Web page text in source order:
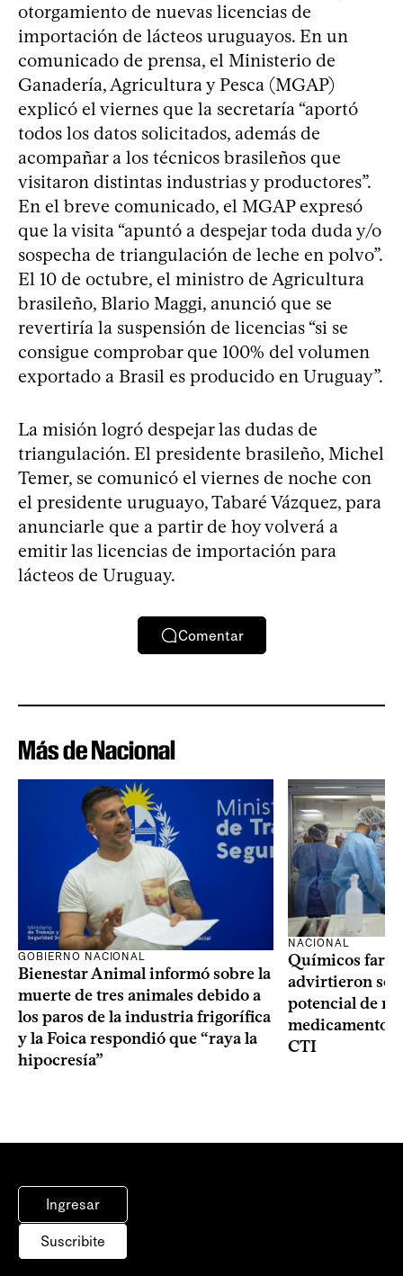
otorgamiento de nuevas licencias de
importación de lácteos uruguayos. En un
comunicado de prensa, el Ministerio de
Ganadería, Agricultura y Pesca (MGAP)
explicó el viernes que la secretaría “aportó
todos los datos solicitados, además de
acompañar a los técnicos brasileños que
visitaron distintas industrias y productores”.
En el breve comunicado, el MGAP expresó
que la visita “apuntó a despejar toda duda y/o
sospecha de triangulación de leche en polvo”.
El 10 de octubre, el ministro de Agricultura
brasileño, Blario Maggi, anunció que se
revertiría la suspensión de licencias “si se
consigue comprobar que 100% del volumen
exportado a Brasil es producido en Uruguay”.
La misión logró despejar las dudas de
triangulación. El presidente brasileño, Michel
Temer, se comunicó el viernes de noche con
el presidente uruguayo, Tabaré Vázquez, para
anunciarle que a partir de hoy volverá a
emitir las licencias de importación para
lácteos de Uruguay.
Comentar
Más de Nacional
GOBIERNO NACIONAL
Bienestar Animal informó sobre la
muerte de tres animales debido a
los paros de la industria frigorífica
y la Foica respondió que “raya la
hipocresía”
NACIONAL
Químicos
advirtieron
potencial de
medicamentos
CTI
Ingresar
Suscribite